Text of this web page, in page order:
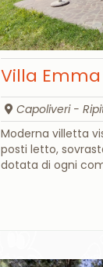
Villa Emma
Capoliveri -
Moderna villetta
posti letto,
dotata di ogni